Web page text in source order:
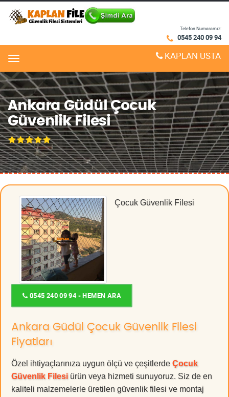
Telefon Numaramız:
0545 240 09 94
Menu KAPLAN USTA
Ankara Güdül Çocuk
Güvenlik Filesi
Çocuk Güvenlik Filesi
0545 240 09 94 - HEMEN ARA
Ankara Güdül Çocuk Güvenlik Filesi
Fiyatları
Özel ihtiyaçlarınıza uygun ölçü ve çeşitlerde Çocuk
Güvenlik Filesi ürün veya hizmeti sunuyoruz. Siz de en
kaliteli malzemelerle üretilen güvenlik filesi ve montaj